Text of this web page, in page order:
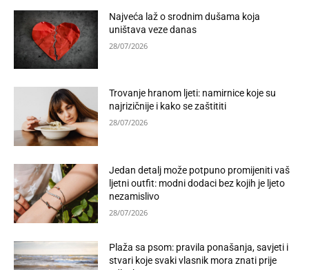
Najveća laž o srodnim dušama koja
uništava veze danas
28/07/2026
Trovanje hranom ljeti: namirnice koje su
najrizičnije i kako se zaštititi
28/07/2026
Jedan detalj može potpuno promijeniti vaš
ljetni outfit: modni dodaci bez kojih je ljeto
nezamislivo
28/07/2026
Plaža sa psom: pravila ponašanja, savjeti i
stvari koje svaki vlasnik mora znati prije